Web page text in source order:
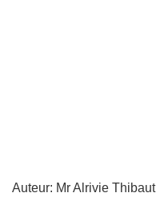
Auteur: Mr Alrivie Thibaut